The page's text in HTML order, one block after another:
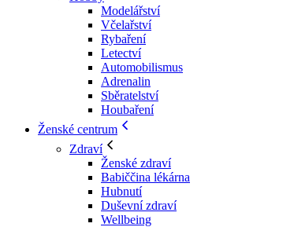
Modelářství
Včelařství
Rybaření
Letectví
Automobilismus
Adrenalin
Sběratelství
Houbaření
Ženské centrum
Zdraví
Ženské zdraví
Babiččina lékárna
Hubnutí
Duševní zdraví
Wellbeing